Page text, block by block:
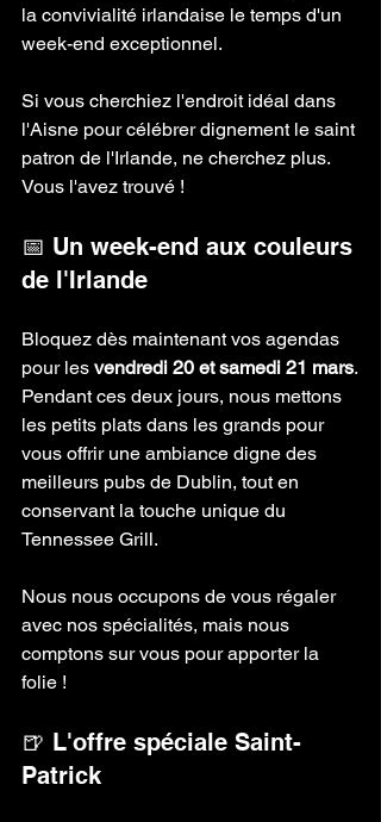
la convivialité irlandaise le temps d'un
week-end exceptionnel.
Si vous cherchiez l'endroit idéal dans
l'Aisne pour célébrer dignement le saint
patron de l'Irlande, ne cherchez plus.
Vous l'avez trouvé !
📅 Un week-end aux couleurs
de l'Irlande
Bloquez dès maintenant vos agendas
pour les vendredi 20 et samedi 21 mars.
Pendant ces deux jours, nous mettons
les petits plats dans les grands pour
vous offrir une ambiance digne des
meilleurs pubs de Dublin, tout en
conservant la touche unique du
Tennessee Grill.
Nous nous occupons de vous régaler
avec nos spécialités, mais nous
comptons sur vous pour apporter la
folie !
🍺 L'offre spéciale Saint-
Patrick